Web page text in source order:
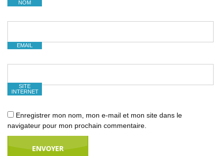
NOM
EMAIL
SITE
INTERNET
Enregistrer mon nom, mon e-mail et mon site dans le
navigateur pour mon prochain commentaire.